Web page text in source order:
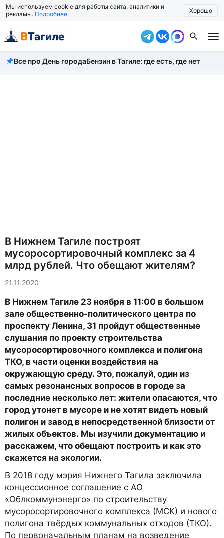
Мы используем cookie для работы сайта, аналитики и
рекламы. Подробнее Хорошо
Все новости
Все про День городаБензин в Тагиле: где есть, где нет
В Нижнем Тагиле построят
мусоросортировочный комплекс за 4
млрд рублей. Что обещают жителям?
21.11.2020
В Нижнем Тагиле 23 ноября в 11:00 в большом
зале общественно-политического центра по
проспекту Ленина, 31 пройдут общественные
слушания по проекту строительства
мусоросортировочного комплекса и полигона
ТКО, в части оценки воздействия на
окружающую среду. Это, пожалуй, один из
самых резонансных вопросов в городе за
последние несколько лет: жители опасаются, что
город утонет в мусоре и не хотят видеть новый
полигон и завод в непосредственной близости от
жилых объектов. Мы изучили документацию и
расскажем, что обещают построить и как это
скажется на экологии.
В 2018 году мэрия Нижнего Тагила заключила
концессионное соглашение с АО
«Облкоммунэнерго» по строительству
мусоросортировочного комплекса (МСК) и нового
полигона твёрдых коммунальных отходов (ТКО).
По первоначальным планам на возведение